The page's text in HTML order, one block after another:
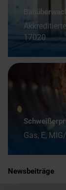
17020
Gas, E,
Newsbeiträge